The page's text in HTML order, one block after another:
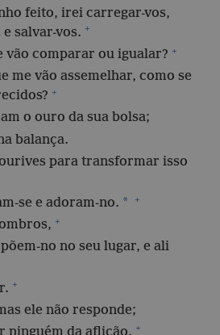
feito, irei carregar-vos,
salvar-vos. +
vão comparar ou igualar? +
me vão assemelhar, como se
+
o ouro da sua bolsa;
balança.
para transformar isso
se e adoram-no. * +
+
no no seu lugar, e ali
+
ele não responde;
+